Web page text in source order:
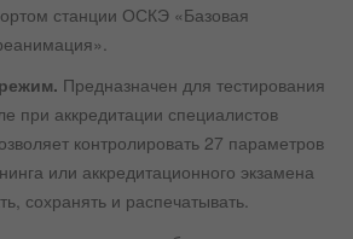
станции ОСКЭ «Базовая
Предназначен для тестирования
при аккредитации специалистов
контролировать 27 параметров
или аккредитационного экзамена
сохранять и распечатывать.